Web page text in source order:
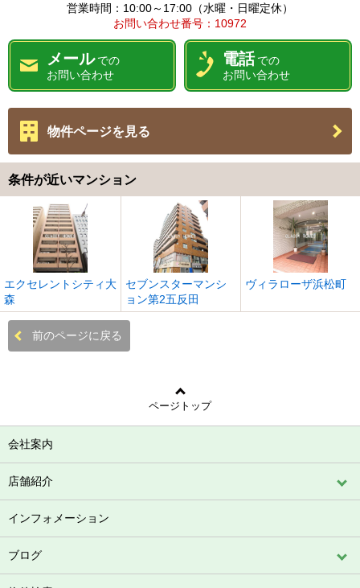
営業時間：10:00～17:00（水曜・日曜定休）
お問い合わせ番号：10972
メール での
お問い合わせ
電話 での
お問い合わせ
物件ページを見る
条件が近いマンション
エクセレントシティ大
森
セブンスターマンシ
ョン第2五反田
ヴィラローザ浜松町
前のページに戻る
ページトップ
会社案内
店舗紹介
インフォメーション
ブログ